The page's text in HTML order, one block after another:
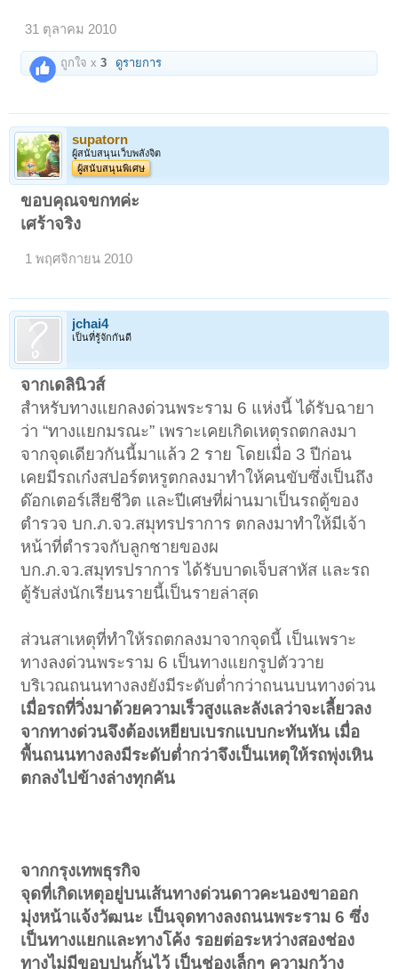
31 ตุลาคม 2010
ถูกใจ x3 ดูรายการ
supatorn
ผู้สนับสนุนเว็บพลังจิต
ผู้สนับสนุนพิเศษ
ขอบคุณจขกทค่ะ
เศร้าจริง
1 พฤศจิกายน 2010
jchai4
เป็นที่รู้จักกันดี
จากเดลินิวส์
สำหรับทางแยกลงด่วนพระราม 6 แห่งนี้ ได้รับฉายา
ว่า “ทางแยกมรณะ” เพราะเคยเกิดเหตุรถตกลงมา
จากจุดเดียวกันนี้มาแล้ว 2 ราย โดยเมื่อ 3 ปีก่อน
เคยมีรถเก๋งสปอร์ตหรูตกลงมาทำให้คนขับซึ่งเป็นถึง
ด๊อกเตอร์เสียชีวิต และปีเศษที่ผ่านมาเป็นรถตู้ของ
ตำรวจ บก.ภ.จว.สมุทรปราการ ตกลงมาทำให้มีเจ้า
หน้าที่ตำรวจกับลูกชายของผ
บก.ภ.จว.สมุทรปราการ ได้รับบาดเจ็บสาหัส และรถ
ตู้รับส่งนักเรียนรายนี้เป็นรายล่าสุด
ส่วนสาเหตุที่ทำให้รถตกลงมาจากจุดนี้ เป็นเพราะ
ทางลงด่วนพระราม 6 เป็นทางแยกรูปตัววาย
บริเวณถนนทางลงยังมีระดับต่ำกว่าถนนบนทางด่วน
เมื่อรถที่วิ่งมาด้วยความเร็วสูงและลังเลว่าจะเลี้ยวลง
จากทางด่วนจึงต้องเหยียบเบรกแบบกะทันหัน เมื่อ
พื้นถนนทางลงมีระดับต่ำกว่าจึงเป็นเหตุให้รถพุ่งเหิน
ตกลงไปข้างล่างทุกคัน
จากกรุงเทพธุรกิจ
จุดที่เกิดเหตุอยู่บนเส้นทางด่วนดาวคะนองขาออก
มุ่งหน้าแจ้งวัฒนะ เป็นจุดทางลงถนนพระราม 6 ซึ่ง
เป็นทางแยกและทางโค้ง รอยต่อระหว่างสองช่อง
ทางไม่มีขอบปูนกั้นไว้ เป็นช่องเล็กๆ ความกว้าง